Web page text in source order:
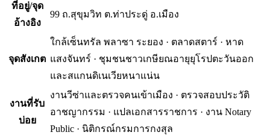
ที่อยู่/จุด
อ้างอิง
99 ถ.สุขุมวิท ต.ท่าประดู่ อ.เมือง
จุดสังเกต
ใกล้เซ็นทรัล พลาซา ระยอง · ตลาดสตาร์ · หาด
แสงจันทร์ · ชุมชนชาวเกษียณอายุยุโรปตะวันออก
และสแกนดิเนเวียหนาแน่น
งานที่รับ
บ่อย
งานวีซ่าและตรวจคนเข้าเมือง · ตรวจสอบประวัติ
อาชญากรรม · แปลเอกสารราชการ · งาน Notary
Public · นิติกรณ์กรมการกงสุล